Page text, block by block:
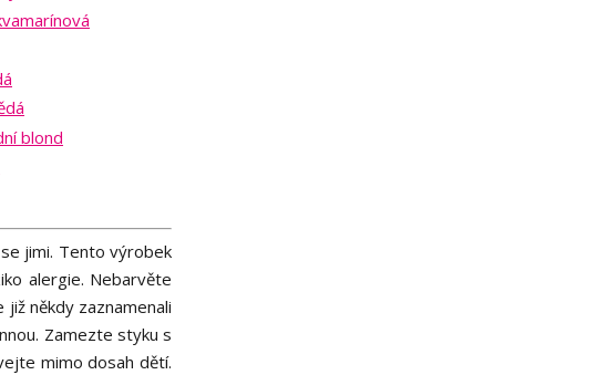
jimi. Tento výrobek
alergie. Nebarvěte
někdy zaznamenali
Zamezte styku s
mimo dosah dětí.